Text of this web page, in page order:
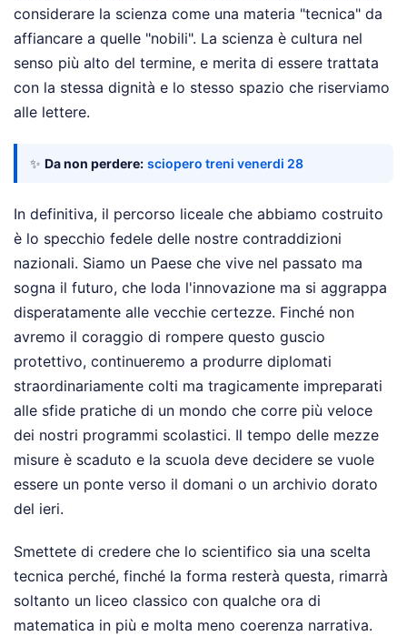
considerare la scienza come una materia "tecnica" da
affiancare a quelle "nobili". La scienza è cultura nel
senso più alto del termine, e merita di essere trattata
con la stessa dignità e lo stesso spazio che riserviamo
alle lettere.
✨ Da non perdere: sciopero treni venerdi 28
In definitiva, il percorso liceale che abbiamo costruito
è lo specchio fedele delle nostre contraddizioni
nazionali. Siamo un Paese che vive nel passato ma
sogna il futuro, che loda l'innovazione ma si aggrappa
disperatamente alle vecchie certezze. Finché non
avremo il coraggio di rompere questo guscio
protettivo, continueremo a produrre diplomati
straordinariamente colti ma tragicamente impreparati
alle sfide pratiche di un mondo che corre più veloce
dei nostri programmi scolastici. Il tempo delle mezze
misure è scaduto e la scuola deve decidere se vuole
essere un ponte verso il domani o un archivio dorato
del ieri.
Smettete di credere che lo scientifico sia una scelta
tecnica perché, finché la forma resterà questa, rimarrà
soltanto un liceo classico con qualche ora di
matematica in più e molta meno coerenza narrativa.